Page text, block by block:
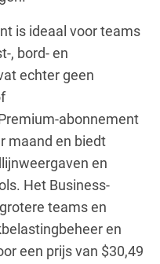
is ideaal voor teams
, bord- en
echter geen
abonnement
maand en biedt
en
Het Business-
teams en
en
een prijs van $30,49